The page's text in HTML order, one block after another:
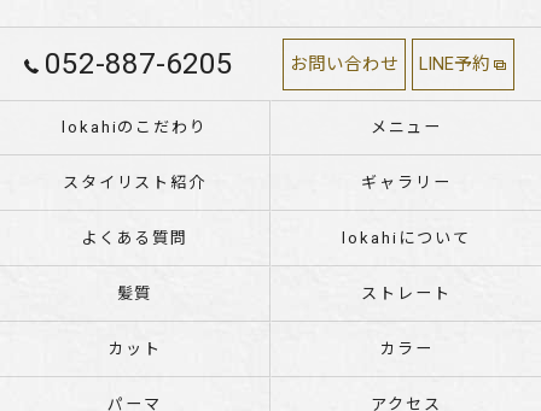
052-887-6205 お問い合わせ LINE予約
lokahiのこだわり メニュー
スタイリスト紹介 ギャラリー
よくある質問 lokahiについて
髪質 ストレート
カット カラー
パーマ アクセス